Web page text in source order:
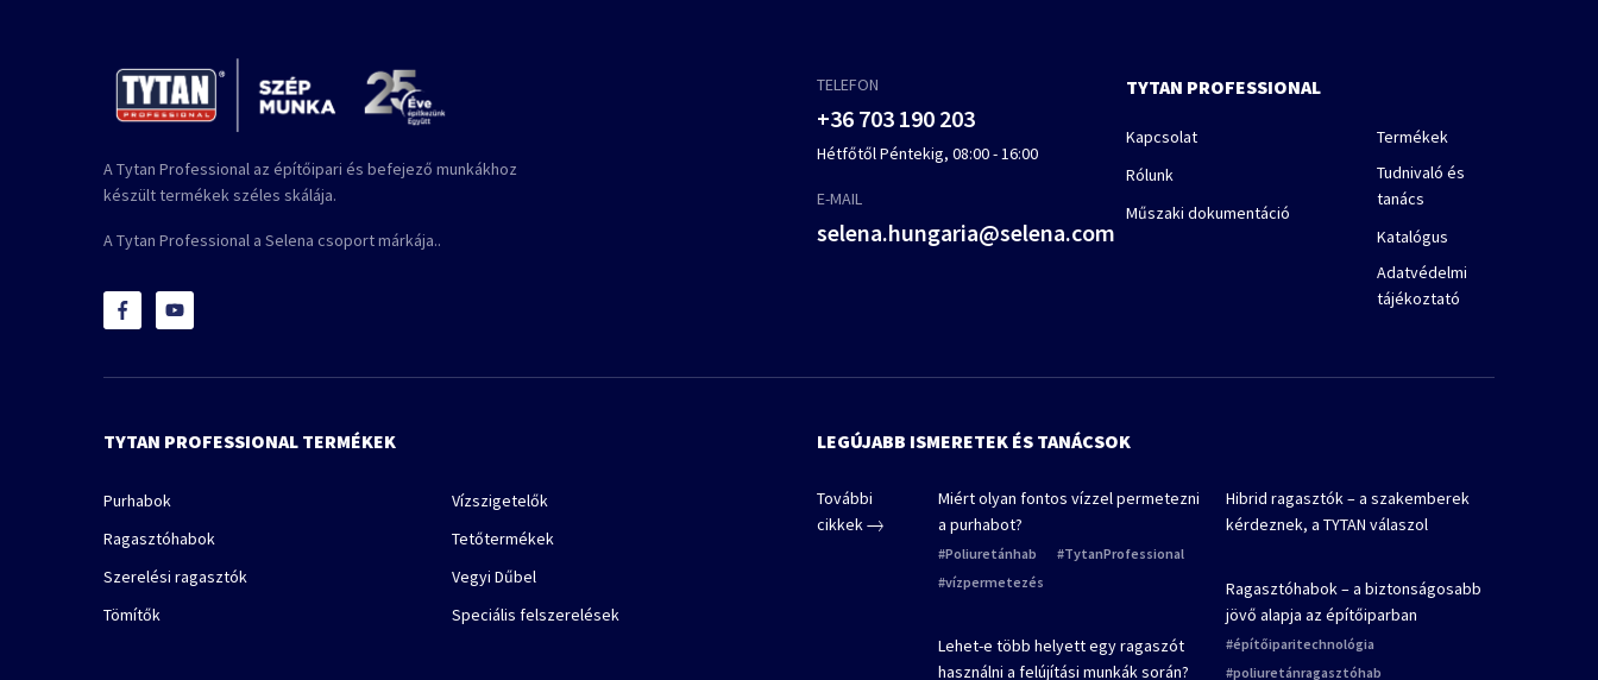
A Tytan Professional az építőipari és befejező munkákhoz
készült termékek széles skálája.
A Tytan Professional a Selena csoport márkája..
TELEFON
+36 703 190 203
Hétfőtől Péntekig, 08:00 - 16:00
E-MAIL
selena.hungaria@selena.com
TYTAN PROFESSIONAL
Kapcsolat
Rólunk
Műszaki dokumentáció
Termékek
Tudnivaló és
tanács
Katalógus
Adatvédelmi
tájékoztató
TYTAN PROFESSIONAL TERMÉKEK
Purhabok
Ragasztóhabok
Szerelési ragasztók
Tömítők
Vízszigetelők
Tetőtermékek
Vegyi Dűbel
Speciális felszerelések
LEGÚJABB ISMERETEK ÉS TANÁCSOK
További
cikkek
Miért olyan fontos vízzel permetezni
a purhabot?
Poliuretánhab
TytanProfessional
vízpermetezés
Lehet-e több helyett egy ragaszót
használni a felújítási munkák során?
Hibrid ragasztók – a szakemberek
kérdeznek, a TYTAN válaszol
Ragasztóhabok – a biztonságosabb
jövő alapja az építőiparban
építőiparitechnológia
poliuretánragasztóhab